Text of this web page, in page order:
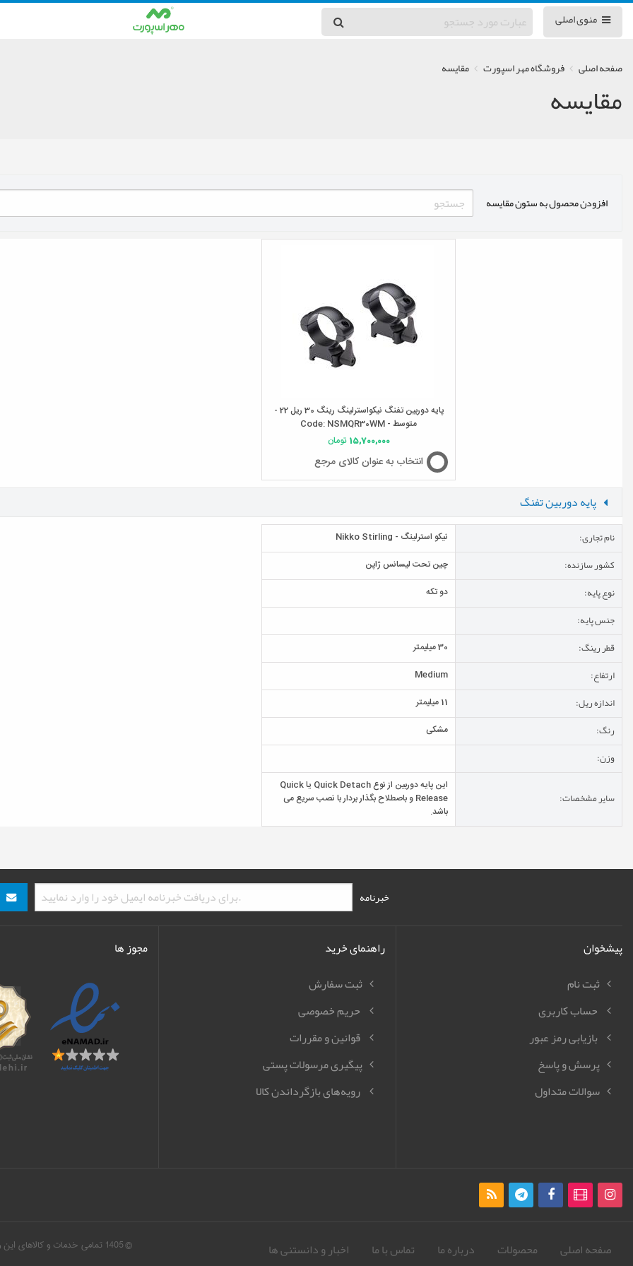
منوی اصلی
صفحه اصلی فروشگاه مهر اسپورت مقایسه
مقایسه
افزودن محصول به ستون مقایسه
پایه دوربین تفنگ نیکواسترلینگ رینگ 30 ریل 22 -
متوسط - Code: NSMQR30WM
15,700,000 تومان
انتخاب به عنوان کالای مرجع
پایه دوربین تفنگ
نام تجاری: نیکو استرلینگ - Nikko Stirling
کشور سازنده: چین تحت لیسانس ژاپن
نوع پایه: دو تکه
جنس پایه:
قطر رینگ:
30 میلیمتر
ارتفاع: Medium
اندازه ریل: 11 میلیمتر
رنگ: مشکی
وزن:
سایر مشخصات:
این پایه دوربین از نوع Quick Detach یا Quick
Release و باصطلاح بگذار بردار با نصب سریع می
باشد.
خبرنامه
پیشخوان
ثبت نام
حساب کاربری
بازیابی رمز عبور
پرسش و پاسخ
سوالات متداول
راهنمای خرید
ثبت سفارش
حریم خصوصی
قوانین و مقررات
پیگیری مرسولات پستی
رویه‌های بازگرداندن کالا
مجوز ها
صفحه اصلی محصولات درباره ما تماس با ما اخبار و دانستنی ها
© 1405 تمامی خدمات و